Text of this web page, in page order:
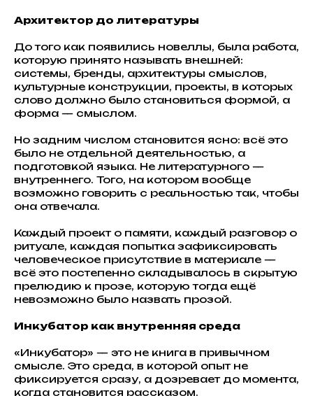
Архитектор до литературы
До того как появились новеллы, была работа,
которую принято называть внешней:
системы, бренды, архитектуры смыслов,
культурные конструкции, проекты, в которых
слово должно было становиться формой, а
форма — смыслом.
Но задним числом становится ясно: всё это
было не отдельной деятельностью, а
подготовкой языка. Не литературного —
внутреннего. Того, на котором вообще
возможно говорить с реальностью так, чтобы
она отвечала.
Каждый проект о памяти, каждый разговор о
ритуале, каждая попытка зафиксировать
человеческое присутствие в материале —
всё это постепенно складывалось в скрытую
прелюдию к прозе, которую тогда ещё
невозможно было назвать прозой.
Инкубатор как внутренняя среда
«Инкубатор» — это не книга в привычном
смысле. Это среда, в которой опыт не
фиксируется сразу, а дозревает до момента,
когда становится рассказом.